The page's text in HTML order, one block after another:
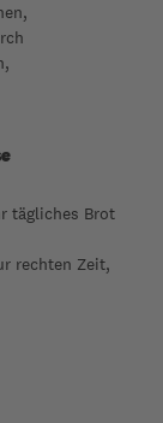
tägliches Brot
rechten Zeit,